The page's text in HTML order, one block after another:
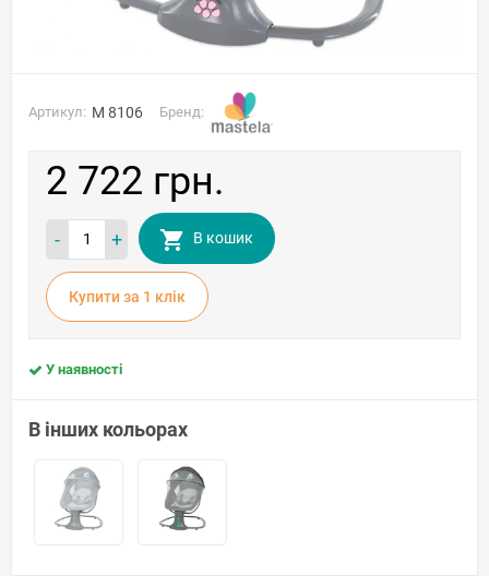
Артикул: M 8106 Бренд:
2 722 грн.
- + В кошик
Купити за 1 клiк
У наявності
В інших кольорах